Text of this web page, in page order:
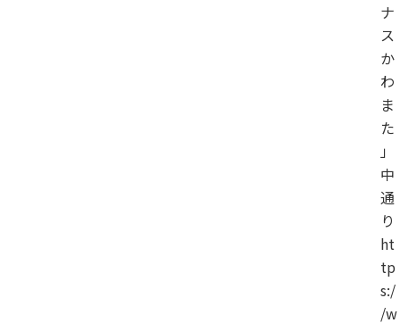
ナ
ス
か
わ
ま
た
」
中
通
り
ht
tp
s:/
/w